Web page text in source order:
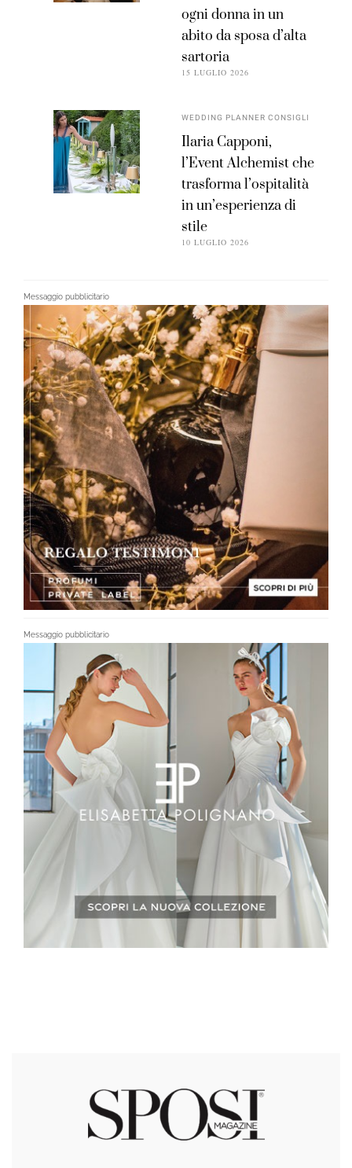
ogni donna in un
abito da sposa d’alta
sartoria
15 LUGLIO 2026
WEDDING PLANNER CONSIGLI
Ilaria Capponi,
l’Event Alchemist che
trasforma l’ospitalità
in un’esperienza di
stile
10 LUGLIO 2026
Messaggio pubblicitario
Messaggio pubblicitario